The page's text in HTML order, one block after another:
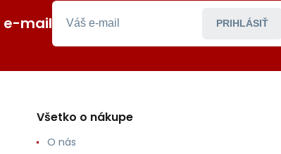
e-mail PRIHLÁSIŤ
Všetko o nákupe
O nás